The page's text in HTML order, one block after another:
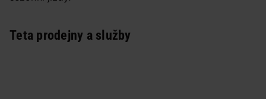
Teta prodejny a služby